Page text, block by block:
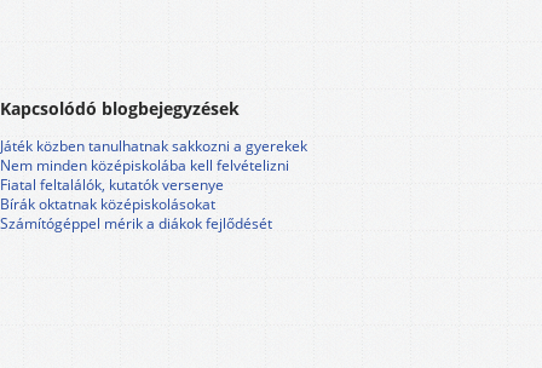
Kapcsolódó blogbejegyzések
Játék közben tanulhatnak sakkozni a gyerekek
Nem minden középiskolába kell felvételizni
Fiatal feltalálók, kutatók versenye
Bírák oktatnak középiskolásokat
Számítógéppel mérik a diákok fejlődését